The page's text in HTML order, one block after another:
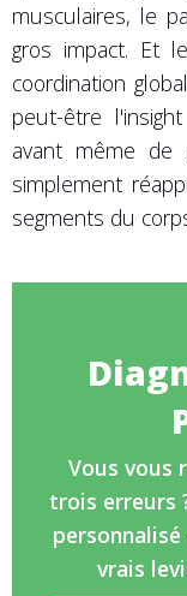
musculaires, le
gros impact. Et
coordination
peut-être
avant même de
simplement
segments du
Vous vous
trois erreurs
vrais